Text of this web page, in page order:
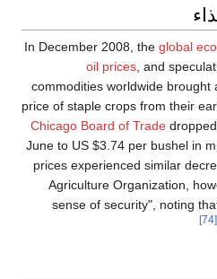
In
price of
Chicago
June to
prices